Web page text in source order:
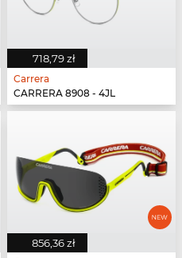
718,79 zł
Carrera
CARRERA 8908 - 4JL
856,36 zł